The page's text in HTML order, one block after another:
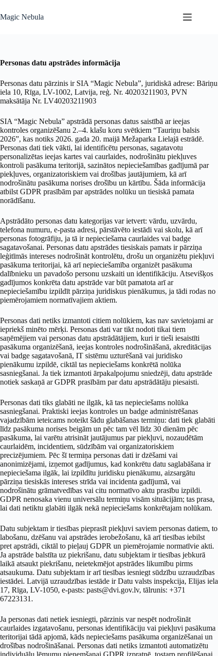
to
content
Magic Nebula
Personas datu apstrādes informācija
Personas datu pārzinis ir SIA “Magic Nebula”, juridiskā adrese: Bāriņu
iela 10, Rīga, LV-1002, Latvija, reģ. Nr. 40203211903, PVN
maksātāja Nr. LV40203211903
SIA “Magic Nebula” apstrādā personas datus saistībā ar ieejas
kontroles organizēšanu 2.–4. klašu koru svētkiem “Tauriņu balsis
2026”, kas notiks 2026. gada 20. maijā Mežaparka Lielajā estrādē.
Personas dati tiek vākti, lai identificētu personas, sagatavotu
personalizētas ieejas kartes vai caurlaides, nodrošinātu piekļuves
kontroli pasākuma teritorijā, sazinātos nepieciešamības gadījumā par
piekļuves, organizatoriskiem vai drošības jautājumiem, kā arī
nodrošinātu pasākuma norises drošību un kārtību. Šāda informācija
atbilst GDPR prasībām par apstrādes nolūku un tiesiskā pamata
norādīšanu.
Apstrādāto personas datu kategorijas var ietvert: vārdu, uzvārdu,
telefona numuru, e-pasta adresi, pārstāvēto iestādi vai skolu, kā arī
personas fotogrāfiju, ja tā ir nepieciešama caurlaides vai badge
sagatavošanai. Personas datu apstrādes tiesiskais pamats ir pārziņa
leģitīmās intereses nodrošināt kontrolētu, drošu un organizētu piekļuvi
pasākuma teritorijai, kā arī nepieciešamība organizēt pasākuma
dalībnieku un pavadošo personu uzskaiti un identifikāciju. Atsevišķos
gadījumos konkrēta datu apstrāde var būt pamatota arī ar
nepieciešamību izpildīt pārziņa juridiskus pienākumus, ja tādi rodas no
piemērojamiem normatīvajiem aktiem.
Personas dati netiks izmantoti citiem nolūkiem, kas nav savietojami ar
iepriekš minēto mērķi. Personas dati var tikt nodoti tikai tiem
saņēmējiem vai personas datu apstrādātājiem, kuri ir tieši iesaistīti
pasākuma organizēšanā, ieejas kontroles nodrošināšanā, akreditācijas
vai badge sagatavošanā, IT sistēmu uzturēšanā vai juridisko
pienākumu izpildē, ciktāl tas nepieciešams konkrētā nolūka
sasniegšanai. Ja tiek izmantoti ārpakalpojumu sniedzēji, datu apstrāde
notiek saskaņā ar GDPR prasībām par datu apstrādātāju piesaisti.
Personas dati tiks glabāti ne ilgāk, kā tas nepieciešams nolūka
sasniegšanai. Praktiski ieejas kontroles un badge administrēšanas
vajadzībām ieteicams noteikt šādu glabāšanas termiņu: dati tiek glabāti
līdz pasākuma norises beigām un pēc tam vēl līdz 30 dienām pēc
pasākuma, lai varētu atrisināt jautājumus par piekļuvi, nozaudētām
caurlaidēm, incidentiem, sūdzībām vai organizatoriskiem
precizējumiem. Pēc šī termiņa personas dati ir dzēšami vai
anonimizējami, izņemot gadījumus, kad konkrētu datu saglabāšana ir
nepieciešama ilgāk, lai izpildītu juridisku pienākumu, aizsargātu
pārziņa tiesiskās intereses strīda vai incidenta gadījumā, vai
nodrošinātu grāmatvedības vai citu normatīvo aktu prasību izpildi.
GDPR nenosaka vienu universālu termiņu visām situācijām; tas prasa,
lai dati netiktu glabāti ilgāk nekā nepieciešams konkrētajam nolūkam.
Datu subjektam ir tiesības pieprasīt piekļuvi saviem personas datiem, to
labošanu, dzēšanu vai apstrādes ierobežošanu, kā arī tiesības iebilst
pret apstrādi, ciktāl to pieļauj GDPR un piemērojamie normatīvie akti.
Ja apstrāde balstīta uz piekrišanu, datu subjektam ir tiesības jebkurā
laikā atsaukt piekrišanu, neietekmējot apstrādes likumību pirms
atsaukuma. Datu subjektam ir arī tiesības iesniegt sūdzību uzraudzības
iestādei. Latvijā uzraudzības iestāde ir Datu valsts inspekcija, Elijas iela
17, Rīga, LV-1050, e-pasts: pasts@dvi.gov.lv, tālrunis: +371
67223131.
Ja personas dati netiek iesniegti, pārzinis var nespēt nodrošināt
caurlaides izgatavošanu, personas identifikāciju vai piekļuvi pasākuma
teritorijai tādā apjomā, kāds nepieciešams pasākuma organizēšanai un
drošības nodrošināšanai. Personas dati netiks izmantoti automatizētu
individuālu lēmumu pieņemšanai GDPR izpratnē, tostarp profilēšanai,